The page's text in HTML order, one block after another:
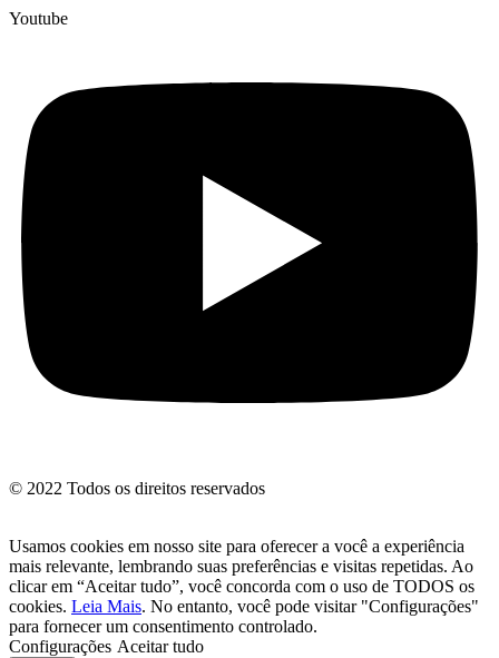
Youtube
© 2022 Todos os direitos reservados
Usamos cookies em nosso site para oferecer a você a experiência
mais relevante, lembrando suas preferências e visitas repetidas. Ao
clicar em “Aceitar tudo”, você concorda com o uso de TODOS os
cookies. Leia Mais. No entanto, você pode visitar "Configurações"
para fornecer um consentimento controlado.
Configurações Aceitar tudo